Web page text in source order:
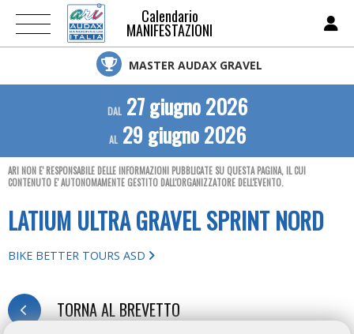
Calendario
MANIFESTAZIONI
MASTER AUDAX GRAVEL
DAL27 giugno 2026
AL29 giugno 2026
ARI NON E' RESPONSABILE DELLE INFORMAZIONI PUBBLICATE SU QUESTA PAGINA, IL CUI
CONTENUTO E' AUTONOMAMENTE GESTITO DALL'ORGANIZZATORE DELL'EVENTO.
LATIUM ULTRA GRAVEL SPRINT NORD
BIKE BETTER TOURS ASD
TORNA AL BREVETTO